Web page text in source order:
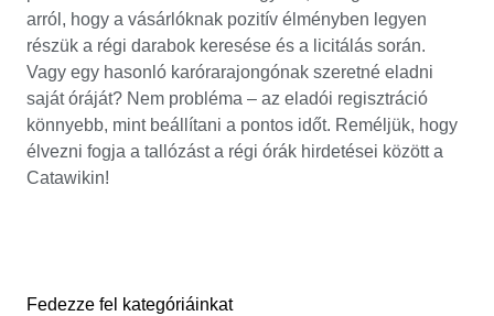
arról, hogy a vásárlóknak pozitív élményben legyen
részük a régi darabok keresése és a licitálás során.
Vagy egy hasonló karórarajongónak szeretné eladni
saját óráját? Nem probléma – az eladói regisztráció
könnyebb, mint beállítani a pontos időt. Reméljük, hogy
élvezni fogja a tallózást a régi órák hirdetései között a
Catawikin!
Fedezze fel kategóriáinkat